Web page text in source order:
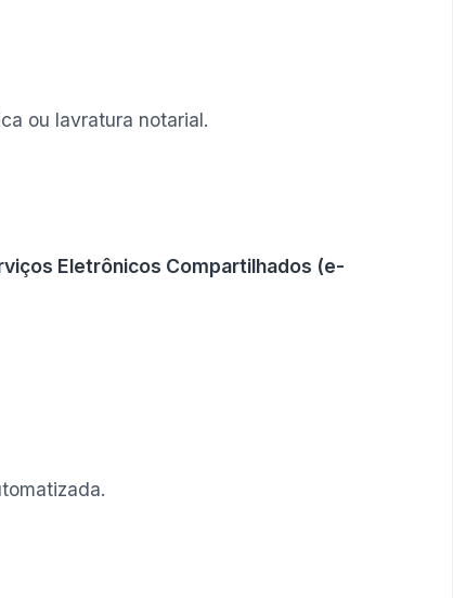
ou lavratura notarial.
Eletrônicos Compartilhados (e-